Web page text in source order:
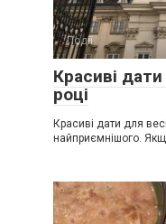
Події
Красиві
році
Красиві дати для
найприємнішого.